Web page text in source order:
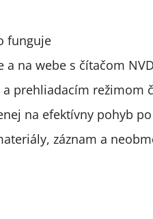
funguje
na webe s čítačom
prehliadacím režimom
na efektívny pohyb
záznam a